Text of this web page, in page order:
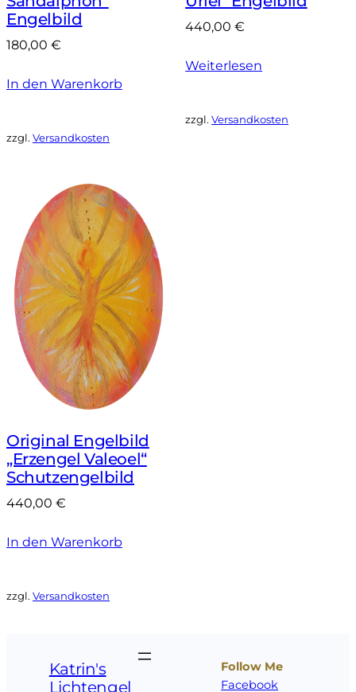
Engelbild
180,00 €
In den Warenkorb
zzgl. Versandkosten
440,00€
Weiterlesen
zzgl.Versandkosten
Original Engelbild
„Erzengel Valeoel“
Schutzengelbild
440,00 €
In den Warenkorb
zzgl. Versandkosten
Katrin's
Lichtengel
Follow Me
Facebook